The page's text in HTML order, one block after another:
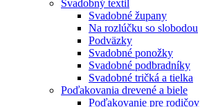
Svadobný textil
Svadobné župany
Na rozlúčku so slobodou
Podväzky
Svadobné ponožky
Svadobné podbradníky
Svadobné tričká a tielka
Poďakovania drevené a biele
Poďakovanie pre rodičov